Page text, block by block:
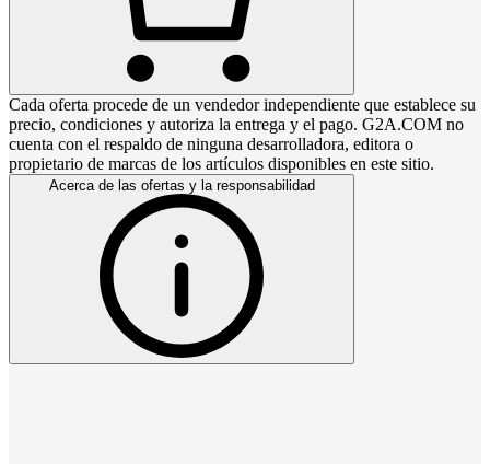
Cada oferta procede de un vendedor independiente que establece su
precio, condiciones y autoriza la entrega y el pago. G2A.COM no
cuenta con el respaldo de ninguna desarrolladora, editora o
propietario de marcas de los artículos disponibles en este sitio.
Acerca de las ofertas y la responsabilidad